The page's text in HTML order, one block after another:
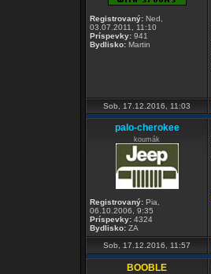
Registrovaný: Ned,
03.07.2011, 11:10
Príspevky: 941
Bydlisko: Martin
Sob, 17.12.2016, 11:03
palo-cherokee
koumák
Registrovaný: Pia,
06.10.2006, 9:35
Príspevky: 4324
Bydlisko: ZA
Sob, 17.12.2016, 11:57
BOOBLE